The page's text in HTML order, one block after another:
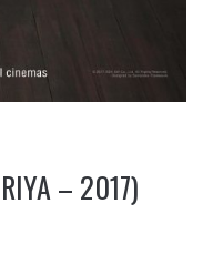
– 2017)